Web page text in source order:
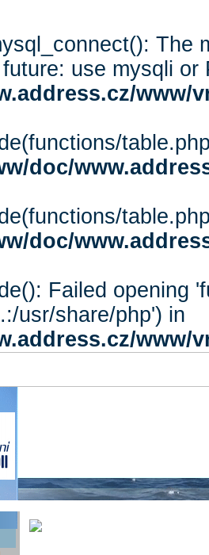
The
use mysqli or
www/
doc/
doc/
Failed opening
usr/share/php') in
www/